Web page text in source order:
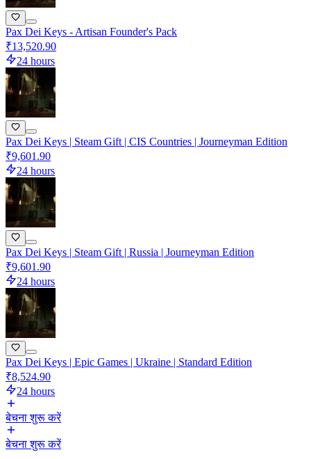
Pax Dei Keys - Artisan Founder's Pack
₹13,520.90
24 hours
Pax Dei Keys | Steam Gift | CIS Countries | Journeyman Edition
₹9,601.90
24 hours
Pax Dei Keys | Steam Gift | Russia | Journeyman Edition
₹9,601.90
24 hours
Pax Dei Keys | Epic Games | Ukraine | Standard Edition
₹8,524.90
24 hours
बेचना शुरू करें
बेचना शुरू करें